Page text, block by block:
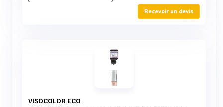
Recevoir un devis
VISOCOLOR ECO